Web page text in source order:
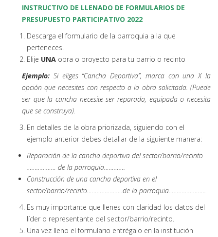
INSTRUCTIVO DE LLENADO DE FORMULARIOS DE
PRESUPUESTO PARTICIPATIVO 2022
Descarga el formulario de la parroquia a la que
perteneces.
Elije UNA obra o proyecto para tu barrio o recinto
Ejemplo: Si eliges “Cancha Deportiva”, marca con una X la
opción que necesites con respecto a la obra solicitada. (Puede
ser que la cancha necesite ser reparada, equipada o necesita
que se construya).
En detalles de la obra priorizada, siguiendo con el
ejemplo anterior debes detallar de la siguiente manera:
Reparación de la cancha deportiva del sector/barrio/recinto
……………… de la parroquia………….
Construcción de una cancha deportiva en el
sector/barrio/recinto………………….de la parroquia…………………..
Es muy importante que llenes con claridad los datos del
líder o representante del sector/barrio/recinto.
Una vez lleno el formulario entrégalo en la institución